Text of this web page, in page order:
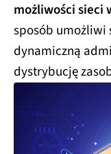
możliwości sieci
sposób umożliwi
dynamiczną
dystrybucję